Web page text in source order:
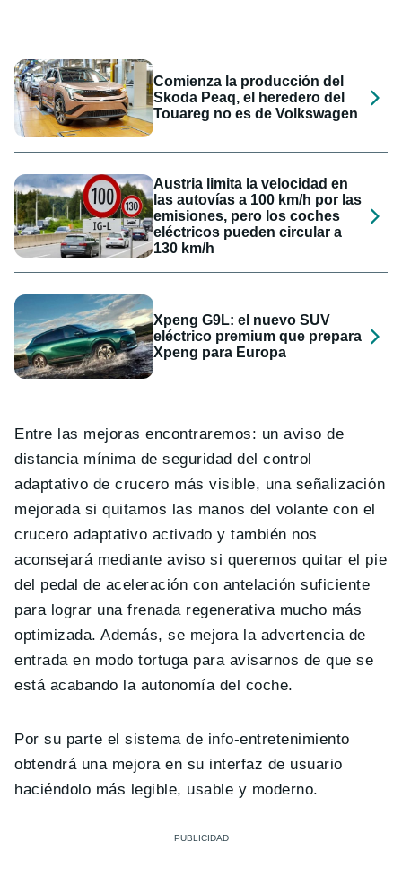
Comienza la producción del
Skoda Peaq, el heredero del
Touareg no es de Volkswagen
Austria limita la velocidad en
las autovías a 100 km/h por las
emisiones, pero los coches
eléctricos pueden circular a
130 km/h
Xpeng G9L: el nuevo SUV
eléctrico premium que prepara
Xpeng para Europa
Entre las mejoras encontraremos: un aviso de
distancia mínima de seguridad del control
adaptativo de crucero más visible, una señalización
mejorada si quitamos las manos del volante con el
crucero adaptativo activado y también nos
aconsejará mediante aviso si queremos quitar el pie
del pedal de aceleración con antelación suficiente
para lograr una frenada regenerativa mucho más
optimizada. Además, se mejora la advertencia de
entrada en modo tortuga para avisarnos de que se
está acabando la autonomía del coche.
Por su parte el sistema de info-entretenimiento
obtendrá una mejora en su interfaz de usuario
haciéndolo más legible, usable y moderno.